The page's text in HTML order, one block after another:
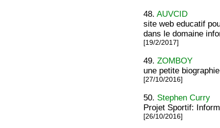
48.AUVCID
site web educatif
dans le domaine
[19/2/2017]
49.ZOMBOY
une petite
[27/10/2016]
50. Stephen Curry
Projet Sportif:
[26/10/2016]